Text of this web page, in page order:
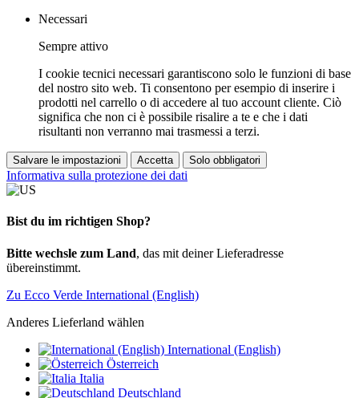
Necessari
Sempre attivo
I cookie tecnici necessari garantiscono solo le funzioni di base
del nostro sito web. Ti consentono per esempio di inserire i
prodotti nel carrello o di accedere al tuo account cliente. Ciò
significa che non ci è possibile risalire a te e che i dati
risultanti non verranno mai trasmessi a terzi.
Salvare le impostazioni Accetta Solo obbligatori
Informativa sulla protezione dei dati
Bist du im richtigen Shop?
Bitte wechsle zum Land, das mit deiner Lieferadresse
übereinstimmt.
Zu Ecco Verde International (English)
Anderes Lieferland wählen
International (English)
Österreich
Italia
Deutschland